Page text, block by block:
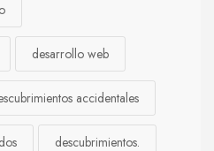
desarrollo web
accidentales
descubrimientos.